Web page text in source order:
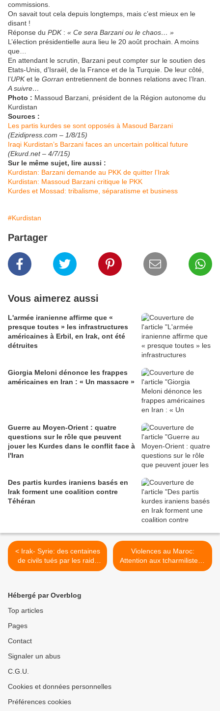
commissions.
On savait tout cela depuis longtemps, mais c’est mieux en le
disant !
Réponse du PDK: « Ce sera Barzani ou le chaos… »
L’élection présidentielle aura lieu le 20 août prochain. A moins
que…
En attendant le scrutin, Barzani peut compter sur le soutien des
Etats-Unis, d’Israël, de la France et de la Turquie. De leur côté,
l’UPKet le Gorran entretiennent de bonnes relations avec l’Iran.
A suivre…
Photo : Massoud Barzani, président de la Région autonome du
Kurdistan
Sources :
Les partis kurdes se sont opposés à Masoud Barzani
(Ezidipress.com – 1/8/15)
Iraqi Kurdistan’s Barzani faces an uncertain political future
(Ekurd.net – 4/7/15)
Sur le même sujet, lire aussi :
Kurdistan: Barzani demande au PKK de quitter l’Irak
Kurdistan: Massoud Barzani critique le PKK
Kurdes et Mossad: tribalisme, séparatisme et business
#Kurdistan
Partager
Vous aimerez aussi
L'armée iranienne affirme que «
presque toutes » les infrastructures
américaines à Erbil, en Irak, ont été
détruites
Giorgia Meloni dénonce les frappes
américaines en Iran : « Un massacre »
Guerre au Moyen-Orient : quatre
questions sur le rôle que peuvent
jouer les Kurdes dans le conflit face à
l'Iran
Des partis kurdes iraniens basés en
Irak forment une coalition contre
Téhéran
< Irak- Syrie: des centaines
de civils tués par les raids
de la coalition
Violences au Maroc:
Attention aux tcharmilistes !
>
Hébergé par Overblog
Top articles
Pages
Contact
Signaler un abus
C.G.U.
Cookies et données personnelles
Préférences cookies